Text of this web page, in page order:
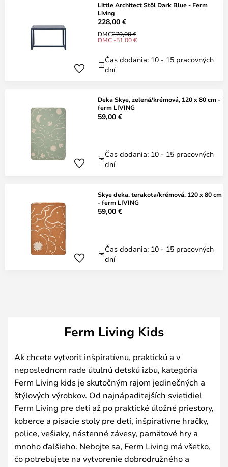
Little Architect Stôl Dark Blue - Ferm
Living
228,00 €
DMC279,00 €
DMC -51,00 €
Čas dodania: 10 - 15 pracovných
dní
Deka Skye, zelená/krémová, 120 x 80 cm -
ferm LIVING
59,00 €
Čas dodania: 10 - 15 pracovných
dní
Skye deka, terakota/krémová, 120 x 80 cm
- ferm LIVING
59,00 €
Čas dodania: 10 - 15 pracovných
dní
Ferm Living Kids
Ak chcete vytvoriť inšpiratívnu, praktickú a v
neposlednom rade útulnú detskú izbu, kategória
Ferm Living kids je skutočným rajom jedinečných a
štýlových výrobkov. Od najnápaditejších svietidiel
Ferm Living pre deti až po praktické úložné priestory,
koberce a písacie stoly pre deti, inšpiratívne hračky,
police, vešiaky, nástenné závesy, pamäťové hry a
mnoho ďalšieho. Nebojte sa, Ferm Living má všetko,
čo potrebujete na vytvorenie dobrodružného a